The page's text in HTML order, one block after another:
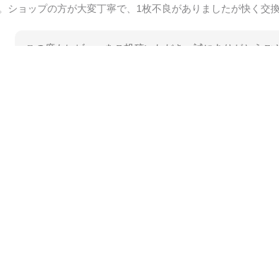
ショップの方が大変丁寧で、1枚不良がありましたが快く交
この度もレビューをご投稿いただき、誠にありがとう